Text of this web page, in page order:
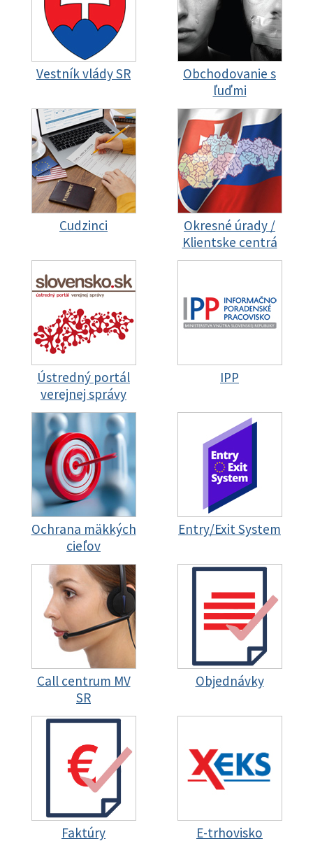
Vestník vlády SR
Obchodovanie s
ľuďmi
Cudzinci
Okresné úrady /
Klientske centrá
Ústredný portál
verejnej správy
IPP
Ochrana mäkkých
cieľov
Entry/Exit System
Call centrum MV
SR
Objednávky
Faktúry E-trhovisko